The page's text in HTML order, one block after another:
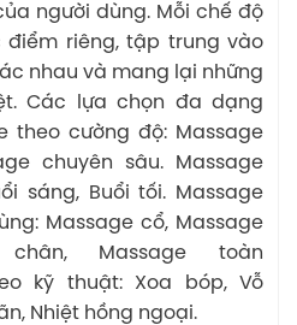
người dùng. Mỗi chế độ
riêng, tập trung vào
nhau và mang lại những
Các lựa chọn đa dạng
theo cường độ: Massage
chuyên sâu. Massage
sáng, Buổi tối. Massage
Massage cổ, Massage
chân, Massage toàn
kỹ thuật: Xoa bóp, Vỗ
Nhiệt hồng ngoại.